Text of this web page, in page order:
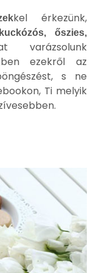
kel érkezünk,
őszies,
varázsolunk
ezekről az
s ne
Ti melyik